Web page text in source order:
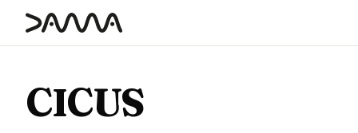
contenido
CICUS